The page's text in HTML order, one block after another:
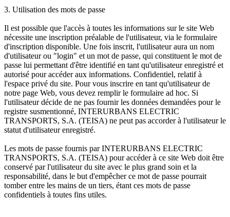
3. Utilisation des mots de passe
Il est possible que l'accès à toutes les informations sur le site Web
nécessite une inscription préalable de l'utilisateur, via le formulaire
d'inscription disponible. Une fois inscrit, l'utilisateur aura un nom
d'utilisateur ou "login" et un mot de passe, qui constituent le mot de
passe lui permettant d'être identifié en tant qu'utilisateur enregistré et
autorisé pour accéder aux informations. Confidentiel, relatif à
l'espace privé du site. Pour vous inscrire en tant qu'utilisateur de
notre page Web, vous devez remplir le formulaire ad hoc. Si
l'utilisateur décide de ne pas fournir les données demandées pour le
registre susmentionné, INTERURBANS ELECTRIC
TRANSPORTS, S.A. (TEISA) ne peut pas accorder à l'utilisateur le
statut d'utilisateur enregistré.
Les mots de passe fournis par INTERURBANS ELECTRIC
TRANSPORTS, S.A. (TEISA) pour accéder à ce site Web doit être
conservé par l'utilisateur du site avec le plus grand soin et la
responsabilité, dans le but d'empêcher ce mot de passe pourrait
tomber entre les mains de un tiers, étant ces mots de passe
confidentiels à toutes fins utiles.